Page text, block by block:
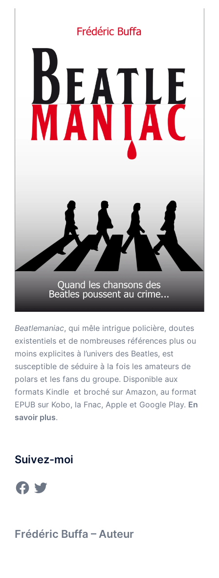
Beatlemaniac, qui mêle intrigue policière, doutes
existentiels et de nombreuses références plus ou
moins explicites à l’univers des Beatles, est
susceptible de séduire à la fois les amateurs de
polars et les fans du groupe. Disponible aux
formats Kindle et broché sur Amazon, au format
EPUB sur Kobo, la Fnac, Apple et Google Play. En
savoir plus.
Suivez-moi
Facebook
Twitter
Frédéric Buffa – Auteur